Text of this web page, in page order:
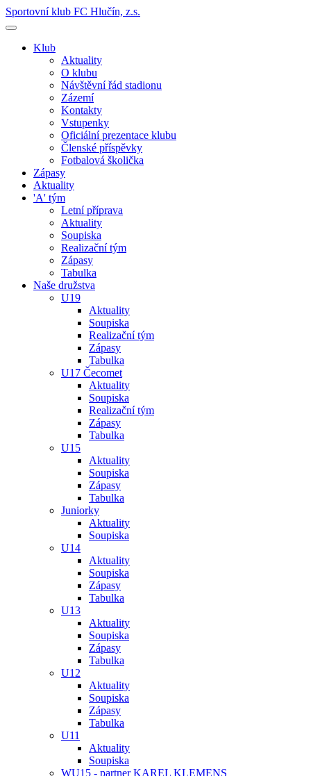
Sportovní klub FC Hlučín, z.s.
Klub
Aktuality
O klubu
Návštěvní řád stadionu
Zázemí
Kontakty
Vstupenky
Oficiální prezentace klubu
Členské příspěvky
Fotbalová školička
Zápasy
Aktuality
'A' tým
Letní příprava
Aktuality
Soupiska
Realizační tým
Zápasy
Tabulka
Naše družstva
U19
Aktuality
Soupiska
Realizační tým
Zápasy
Tabulka
U17 Čecomet
Aktuality
Soupiska
Realizační tým
Zápasy
Tabulka
U15
Aktuality
Soupiska
Zápasy
Tabulka
Juniorky
Aktuality
Soupiska
U14
Aktuality
Soupiska
Zápasy
Tabulka
U13
Aktuality
Soupiska
Zápasy
Tabulka
U12
Aktuality
Soupiska
Zápasy
Tabulka
U11
Aktuality
Soupiska
WU15 - partner KAREL KLEMENS